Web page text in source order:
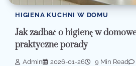
HIGIENA KUCHNI W DOMU
Jak zadbać o higienę w
praktyczne porady
Admin 2026-01-26 9 Min Read